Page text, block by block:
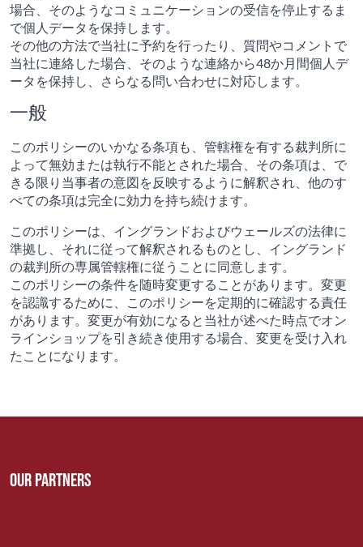
場合、そのようなコミュニケーションの受信を停止するま
で個人データを保持します。
その他の方法で当社に予約を行ったり、質問やコメントで
当社に連絡した場合、そのような連絡から48か月間個人デ
ータを保持し、さらなる問い合わせに対応します。
一般
このポリシーのいかなる条項も、管轄権を有する裁判所に
よって無効または執行不能とされた場合、その条項は、で
きる限り当事者の意図を反映するように解釈され、他のす
べての条項は完全に効力を持ち続けます。
このポリシーは、イングランドおよびウェールズの法律に
準拠し、それに従って解釈されるものとし、イングランド
の裁判所の専属管轄権に従うことに同意します。
このポリシーの条件を随時変更することがあります。変更
を認識するために、このポリシーを定期的に確認する責任
があります。変更が有効になると当社が述べた時点でオン
ラインショップを引き続き使用する場合、変更を受け入れ
たことになります。
Our Partners